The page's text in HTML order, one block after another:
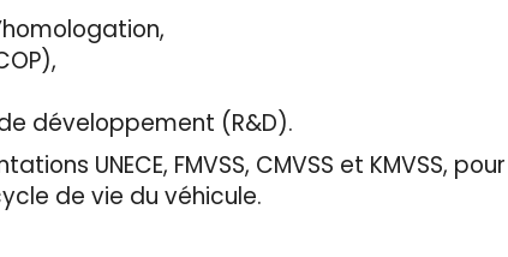
développement (R&D).
UNECE, FMVSS, CMVSS et KMVSS,
de vie du véhicule.